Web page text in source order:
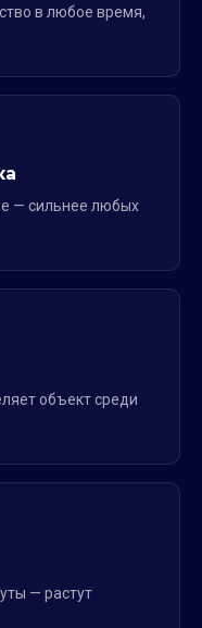
в любое время,
— сильнее любых
объект среди
— растут